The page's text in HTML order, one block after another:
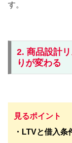
す。
2. 商品設計
りが変わる
見るポイント
・LTVと借入条